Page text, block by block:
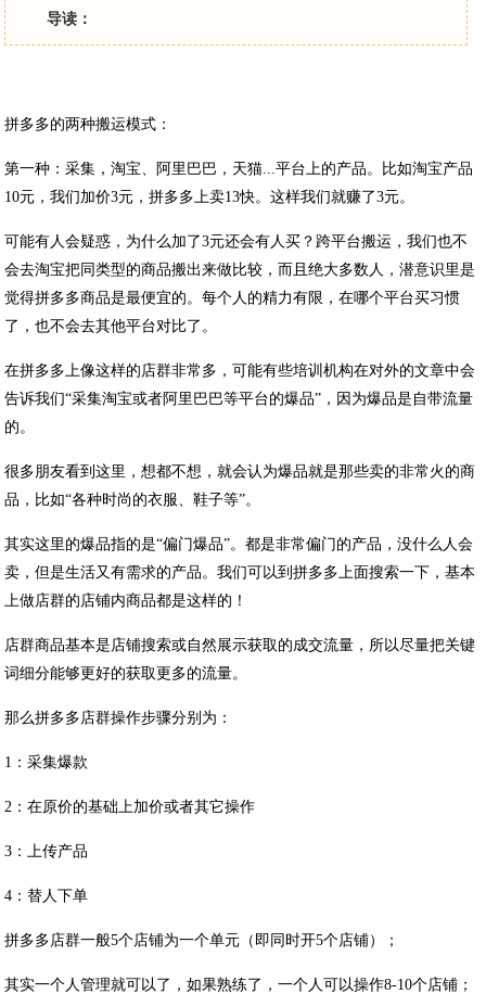
导读：
拼多多的两种搬运模式：
第一种：采集，淘宝、阿里巴巴，天猫...平台上的产品。比如淘宝产品
10元，我们加价3元，拼多多上卖13快。这样我们就赚了3元。
可能有人会疑惑，为什么加了3元还会有人买？跨平台搬运，我们也不
会去淘宝把同类型的商品搬出来做比较，而且绝大多数人，潜意识里是
觉得拼多多商品是最便宜的。每个人的精力有限，在哪个平台买习惯
了，也不会去其他平台对比了。
在拼多多上像这样的店群非常多，可能有些培训机构在对外的文章中会
告诉我们“采集淘宝或者阿里巴巴等平台的爆品”，因为爆品是自带流量
的。
很多朋友看到这里，想都不想，就会认为爆品就是那些卖的非常火的商
品，比如“各种时尚的衣服、鞋子等”。
其实这里的爆品指的是“偏门爆品”。都是非常偏门的产品，没什么人会
卖，但是生活又有需求的产品。我们可以到拼多多上面搜索一下，基本
上做店群的店铺内商品都是这样的！
店群商品基本是店铺搜索或自然展示获取的成交流量，所以尽量把关键
词细分能够更好的获取更多的流量。
那么拼多多店群操作步骤分别为：
1：采集爆款
2：在原价的基础上加价或者其它操作
3：上传产品
4：替人下单
拼多多店群一般5个店铺为一个单元（即同时开5个店铺）；
其实一个人管理就可以了，如果熟练了，一个人可以操作8-10个店铺；